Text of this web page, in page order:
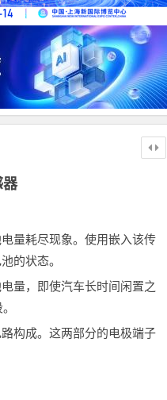
器
量耗尽现象。使用嵌入该传
的状态。
量，即使汽车长时间闲置之
构成。这两部分的电极端子